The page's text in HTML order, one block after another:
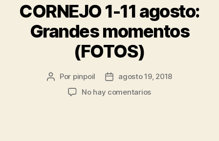
CORNEJO 1-11 agosto:
Grandes momentos
(FOTOS)
Por pinpoil
agosto 19, 2018
No hay comentarios